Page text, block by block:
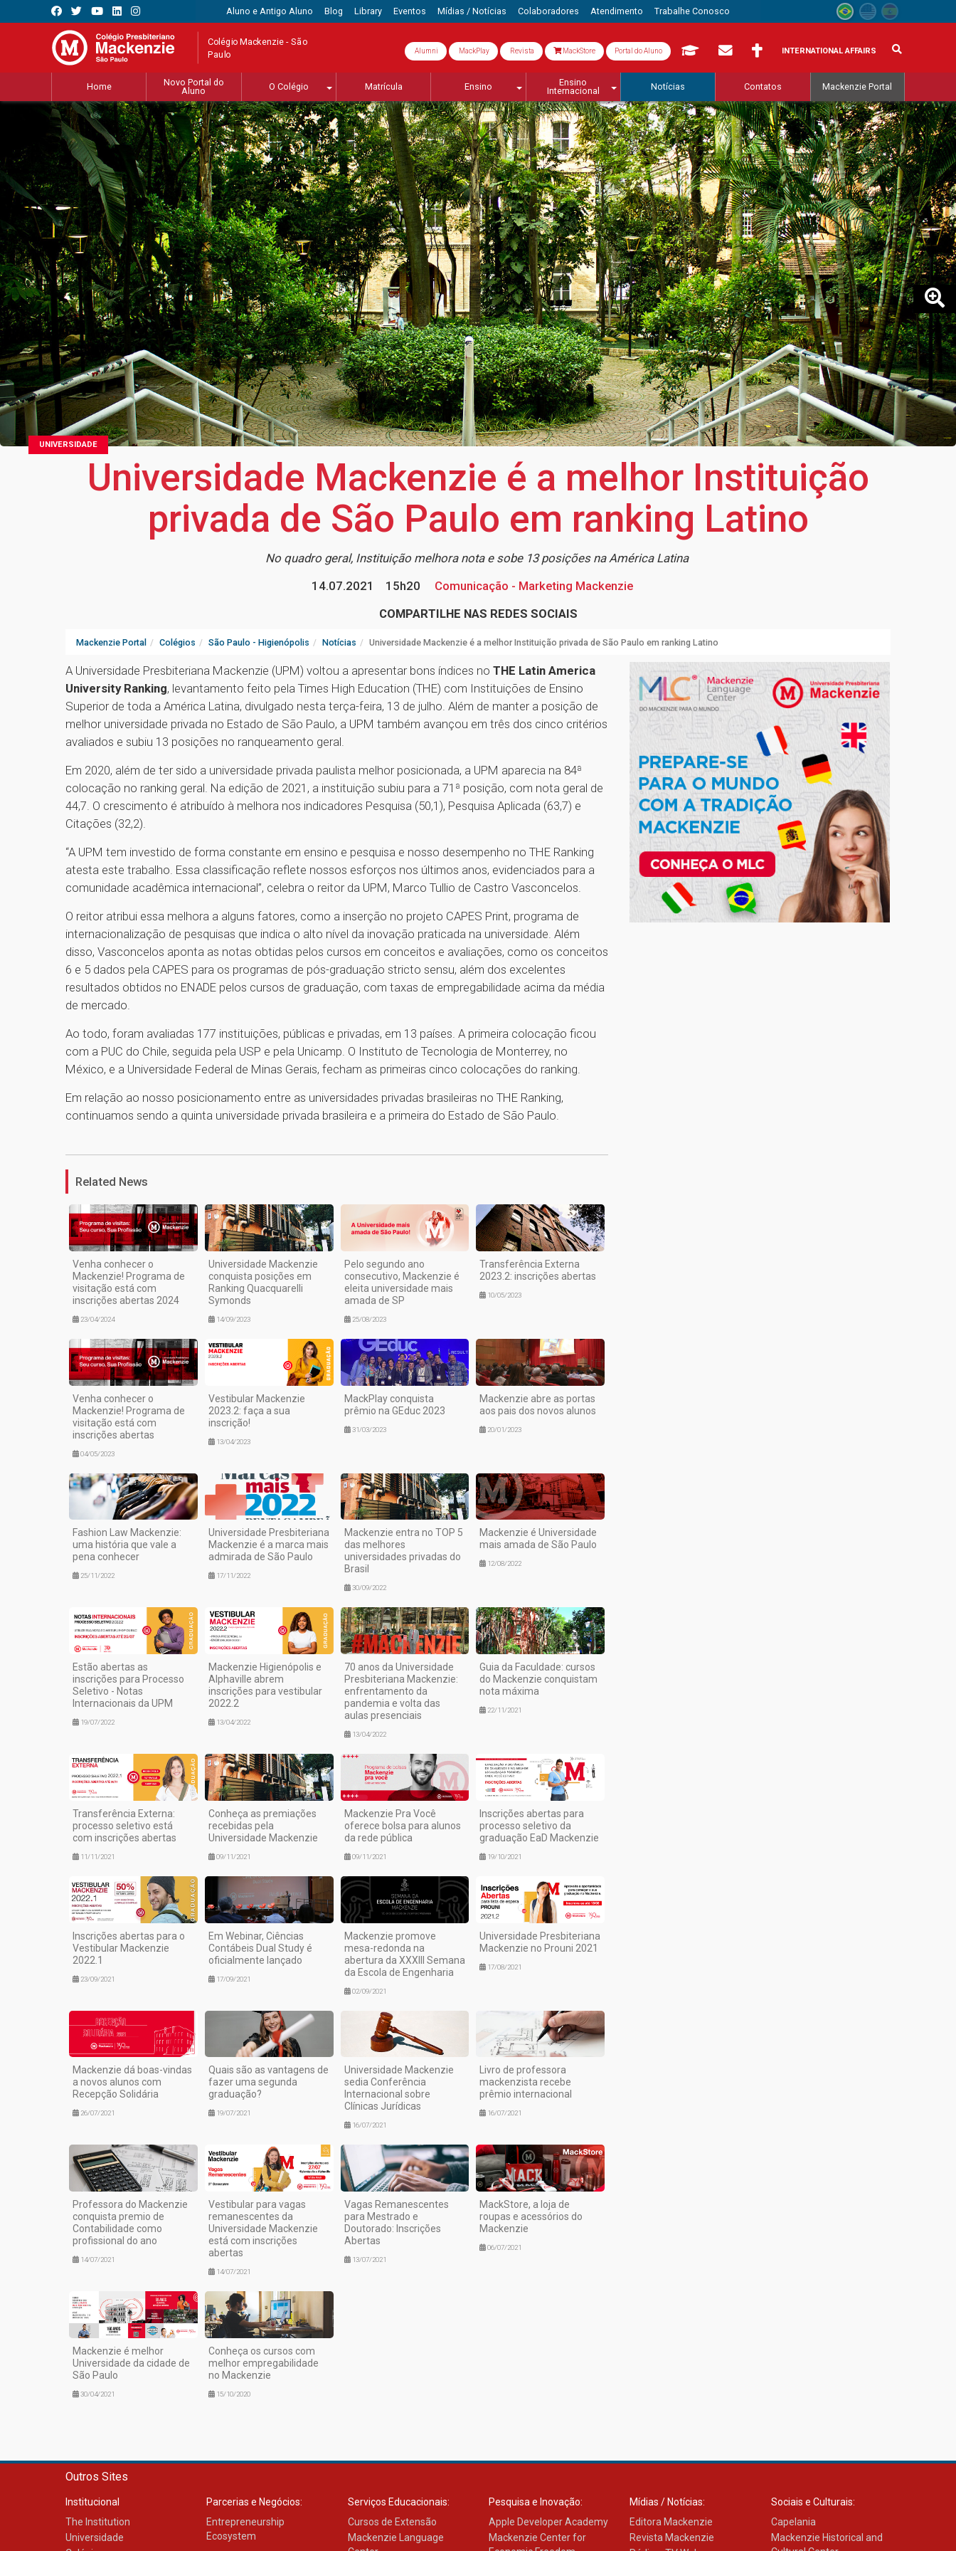
Aluno e Antigo Aluno Blog Library Eventos Mídias / Notícias Colaboradores Atendimento Trabalhe Conosco
Colégio Mackenzie - São
Paulo Alumni MackPlay Revista MackStore Portal do Aluno INTERNATIONAL AFFAIRS
Home
Novo Portal do
Aluno
O Colégio Matrícula Ensino
Ensino
Internacional
Notícias Contatos Mackenzie Portal
UNIVERSIDADE
Universidade Mackenzie é a melhor Instituição
privada de São Paulo em ranking Latino
No quadro geral, Instituição melhora nota e sobe 13 posições na América Latina
14.07.2021
15h20
Comunicação - Marketing Mackenzie
COMPARTILHE NAS REDES SOCIAIS
Mackenzie Portal Colégios São Paulo - Higienópolis Notícias Universidade Mackenzie é a melhor Instituição privada de São Paulo em ranking Latino
A Universidade Presbiteriana Mackenzie (UPM) voltou a apresentar bons índices no THE Latin America
University Ranking, levantamento feito pela Times High Education (THE) com Instituições de Ensino
Superior de toda a América Latina, divulgado nesta terça-feira, 13 de julho. Além de manter a posição de
melhor universidade privada no Estado de São Paulo, a UPM também avançou em três dos cinco critérios
avaliados e subiu 13 posições no ranqueamento geral.
Em 2020, além de ter sido a universidade privada paulista melhor posicionada, a UPM aparecia na 84ª
colocação no ranking geral. Na edição de 2021, a instituição subiu para a 71ª posição, com nota geral de
44,7. O crescimento é atribuído à melhora nos indicadores Pesquisa (50,1), Pesquisa Aplicada (63,7) e
Citações (32,2).
“A UPM tem investido de forma constante em ensino e pesquisa e nosso desempenho no THE Ranking
atesta este trabalho. Essa classificação reflete nossos esforços nos últimos anos, evidenciados para a
comunidade acadêmica internacional”, celebra o reitor da UPM, Marco Tullio de Castro Vasconcelos.
O reitor atribui essa melhora a alguns fatores, como a inserção no projeto CAPES Print, programa de
internacionalização de pesquisas que indica o alto nível da inovação praticada na universidade. Além
disso, Vasconcelos aponta as notas obtidas pelos cursos em conceitos e avaliações, como os conceitos
6 e 5 dados pela CAPES para os programas de pós-graduação stricto sensu, além dos excelentes
resultados obtidos no ENADE pelos cursos de graduação, com taxas de empregabilidade acima da média
de mercado.
Ao todo, foram avaliadas 177 instituições, públicas e privadas, em 13 países. A primeira colocação ficou
com a PUC do Chile, seguida pela USP e pela Unicamp. O Instituto de Tecnologia de Monterrey, no
México, e a Universidade Federal de Minas Gerais, fecham as primeiras cinco colocações do ranking.
Em relação ao nosso posicionamento entre as universidades privadas brasileiras no THE Ranking,
continuamos sendo a quinta universidade privada brasileira e a primeira do Estado de São Paulo.
1
Related News
Venha conhecer o
Mackenzie! Programa de
visitação está com
inscrições abertas 2024
23/04/2024
Universidade Mackenzie
conquista posições em
Ranking Quacquarelli
Symonds
14/09/2023
Pelo segundo ano
consecutivo, Mackenzie é
eleita universidade mais
amada de SP
25/08/2023
Transferência Externa
2023.2: inscrições abertas
10/05/2023
Venha conhecer o
Mackenzie! Programa de
visitação está com
inscrições abertas
04/05/2023
Vestibular Mackenzie
2023.2: faça a sua
inscrição!
13/04/2023
MackPlay conquista
prêmio na GEduc 2023
31/03/2023
Mackenzie abre as portas
aos pais dos novos alunos
20/01/2023
Fashion Law Mackenzie:
uma história que vale a
pena conhecer
25/11/2022
Universidade Presbiteriana
Mackenzie é a marca mais
admirada de São Paulo
17/11/2022
Mackenzie entra no TOP 5
das melhores
universidades privadas do
Brasil
30/09/2022
Mackenzie é Universidade
mais amada de São Paulo
12/08/2022
Estão abertas as
inscrições para Processo
Seletivo - Notas
Internacionais da UPM
19/07/2022
Mackenzie Higienópolis e
Alphaville abrem
inscrições para vestibular
2022.2
13/04/2022
70 anos da Universidade
Presbiteriana Mackenzie:
enfrentamento da
pandemia e volta das
aulas presenciais
13/04/2022
Guia da Faculdade: cursos
do Mackenzie conquistam
nota máxima
22/11/2021
Transferência Externa:
processo seletivo está
com inscrições abertas
11/11/2021
Conheça as premiações
recebidas pela
Universidade Mackenzie
09/11/2021
Mackenzie Pra Você
oferece bolsa para alunos
da rede pública
09/11/2021
Inscrições abertas para
processo seletivo da
graduação EaD Mackenzie
19/10/2021
Inscrições abertas para o
Vestibular Mackenzie
2022.1
23/09/2021
Em Webinar, Ciências
Contábeis Dual Study é
oficialmente lançado
17/09/2021
Mackenzie promove
mesa-redonda na
abertura da XXXIII Semana
da Escola de Engenharia
02/09/2021
Universidade Presbiteriana
Mackenzie no Prouni 2021
17/08/2021
Mackenzie dá boas-vindas
a novos alunos com
Recepção Solidária
26/07/2021
Quais são as vantagens de
fazer uma segunda
graduação?
19/07/2021
Universidade Mackenzie
sedia Conferência
Internacional sobre
Clínicas Jurídicas
16/07/2021
Livro de professora
mackenzista recebe
prêmio internacional
16/07/2021
Professora do Mackenzie
conquista premio de
Contabilidade como
profissional do ano
14/07/2021
Vestibular para vagas
remanescentes da
Universidade Mackenzie
está com inscrições
abertas
14/07/2021
Vagas Remanescentes
para Mestrado e
Doutorado: Inscrições
Abertas
13/07/2021
MackStore, a loja de
roupas e acessórios do
Mackenzie
06/07/2021
Mackenzie é melhor
Universidade da cidade de
São Paulo
30/04/2021
Conheça os cursos com
melhor empregabilidade
no Mackenzie
15/10/2020
Outros Sites
Institucional
The Institution
Universidade
Parcerias e Negócios:
Entrepreneurship
Ecosystem
Serviços Educacionais:
Cursos de Extensão
Mackenzie Language
Pesquisa e Inovação:
Apple Developer Academy
Mackenzie Center for
Mídias / Notícias:
Editora Mackenzie
Revista Mackenzie
Sociais e Culturais:
Capelania
Mackenzie Historical and